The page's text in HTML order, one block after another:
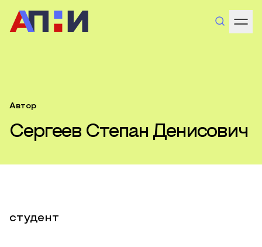
Автор
Сергеев Степан Денисович
студент